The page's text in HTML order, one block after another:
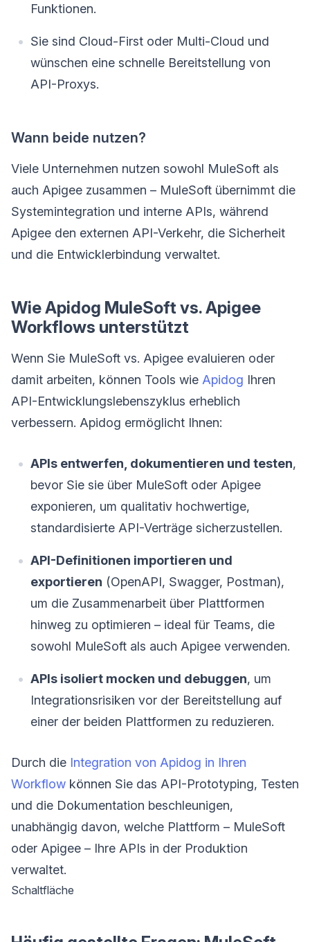
Funktionen.
Sie sind Cloud-First oder Multi-Cloud und
wünschen eine schnelle Bereitstellung von
API-Proxys.
Wann beide nutzen?
Viele Unternehmen nutzen sowohl MuleSoft als
auch Apigee zusammen – MuleSoft übernimmt die
Systemintegration und interne APIs, während
Apigee den externen API-Verkehr, die Sicherheit
und die Entwicklerbindung verwaltet.
Wie Apidog MuleSoft vs. Apigee
Workflows unterstützt
Wenn Sie MuleSoft vs. Apigee evaluieren oder
damit arbeiten, können Tools wie Apidog Ihren
API-Entwicklungslebenszyklus erheblich
verbessern. Apidog ermöglicht Ihnen:
APIs entwerfen, dokumentieren und testen,
bevor Sie sie über MuleSoft oder Apigee
exponieren, um qualitativ hochwertige,
standardisierte API-Verträge sicherzustellen.
API-Definitionen importieren und
exportieren (OpenAPI, Swagger, Postman),
um die Zusammenarbeit über Plattformen
hinweg zu optimieren – ideal für Teams, die
sowohl MuleSoft als auch Apigee verwenden.
APIs isoliert mocken und debuggen, um
Integrationsrisiken vor der Bereitstellung auf
einer der beiden Plattformen zu reduzieren.
Durch die Integration von Apidog in Ihren
Workflow können Sie das API-Prototyping, Testen
und die Dokumentation beschleunigen,
unabhängig davon, welche Plattform – MuleSoft
oder Apigee – Ihre APIs in der Produktion
verwaltet.
Schaltfläche